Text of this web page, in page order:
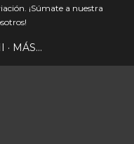
¡Súmate a nuestra
MÁS…